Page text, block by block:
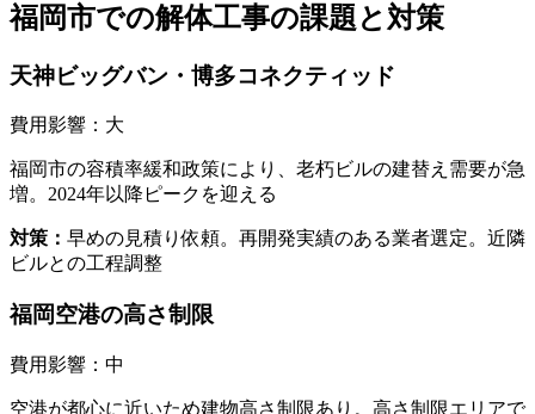
福岡市での解体工事の課題と対策
天神ビッグバン・博多コネクティッド
費用影響： 大
福岡市の容積率緩和政策により、老朽ビルの建替え需要が急
増。2024年以降ピークを迎える
対策： 早めの見積り依頼。再開発実績のある業者選定。近隣
ビルとの工程調整
福岡空港の高さ制限
費用影響： 中
空港が都心に近いため建物高さ制限あり。高さ制限エリアで